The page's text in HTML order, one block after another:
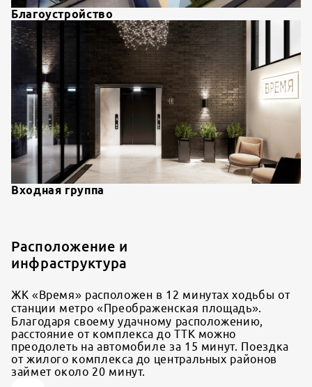
Благоустройство
Входная группа
Расположение и
инфраструктура
ЖК «Время» расположен в 12 минутах ходьбы от
станции метро «Преображенская площадь».
Благодаря своему удачному расположению,
расстояние от комплекса до ТТК можно
преодолеть на автомобиле за 15 минут. Поездка
от жилого комплекса до центральных районов
займет около 20 минут.